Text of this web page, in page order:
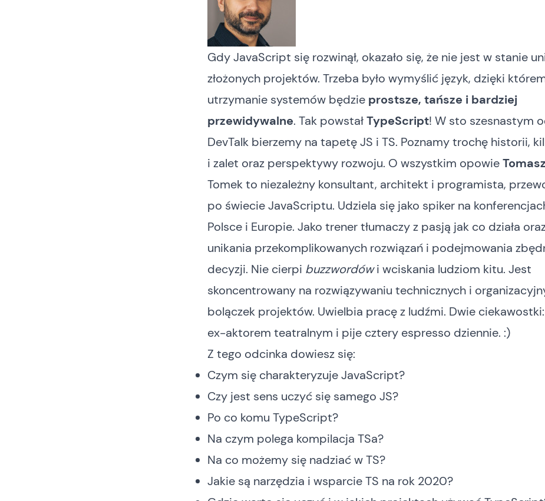
Gdy JavaScript się rozwinął, okazało się, że nie jest w stanie
złożonych projektów. Trzeba było wymyślić język, dzięki
utrzymanie systemów będzie prostsze, tańsze i bardziej
przewidywalne. Tak powstałTypeScript! W sto szesnastym
DevTalk bierzemy na tapetę JS i TS. Poznamy trochę historii,
i zalet oraz perspektywy rozwoju. O wszystkim opowie
Tomek to niezależny konsultant, architekt i programista,
po świecie JavaScriptu. Udziela się jako spiker na
Polsce i Europie. Jako trener tłumaczy z pasją jak co działa
unikania przekomplikowanych rozwiązań i podejmowania
decyzji. Nie cierpi buzzwordówi wciskania ludziom kitu. Jest
skoncentrowany na rozwiązywaniu technicznych i
bolączek projektów. Uwielbia pracę z ludźmi. Dwie
ex-aktorem teatralnym i pije cztery espresso dziennie. :)
Z tego odcinka dowiesz się:
Czym się charakteryzuje JavaScript?
Czy jest sens uczyć się samego JS?
Po co komu TypeScript?
Na czym polega kompilacja TSa?
Na co możemy się nadziać w TS?
Jakie są narzędzia i wsparcie TS na rok 2020?